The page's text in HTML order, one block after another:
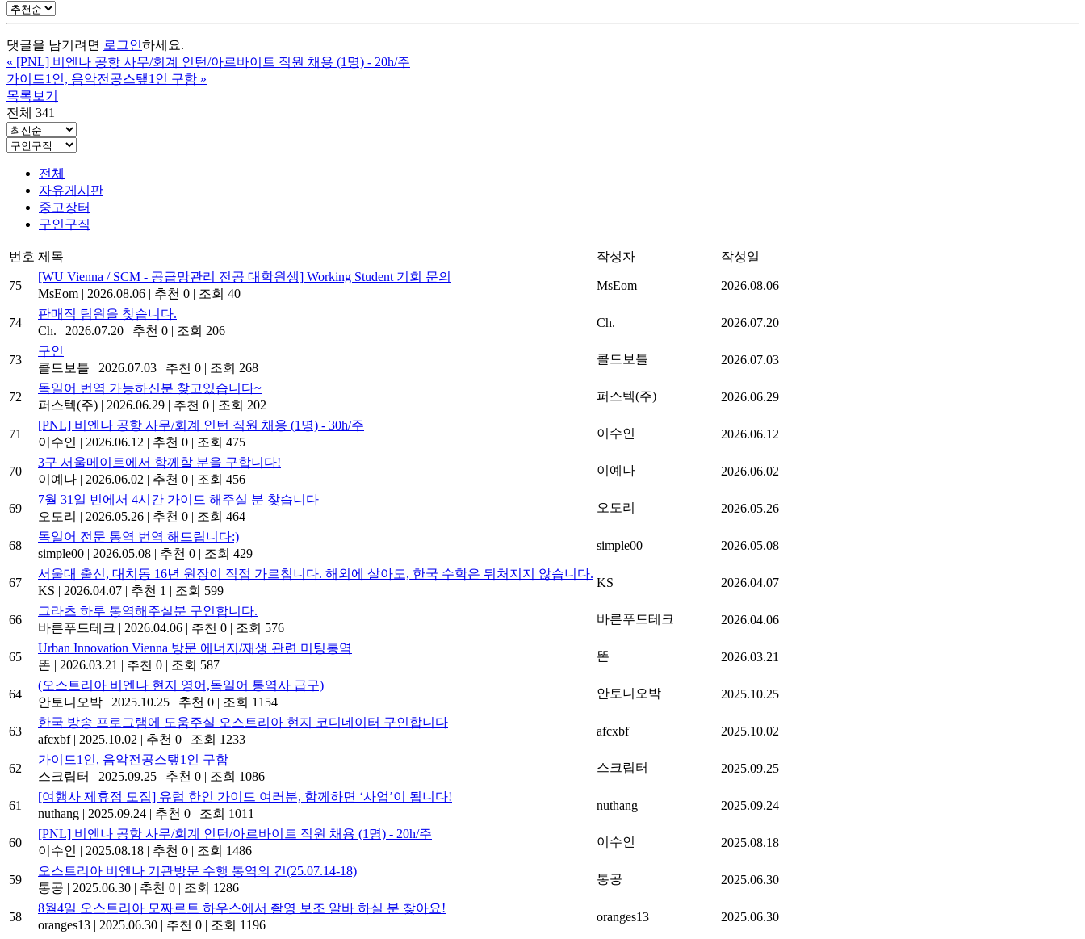
댓글을 남기려면 로그인하세요.
« [PNL] 비엔나 공항 사무/회계 인턴/아르바이트 직원 채용 (1명) - 20h/주
가이드1인, 음악전공스탶1인 구함 »
목록보기
전체 341
전체
자유게시판
중고장터
구인구직
번호 제목 작성자 작성일
75
[WU Vienna / SCM - 공급망관리 전공 대학원생] Working Student 기회 문의
MsEom
2026.08.06 추천 0 조회 40
MsEom 2026.08.06
74
판매직 팀원을 찾습니다.
Ch.
2026.07.20 추천 0 조회 206
Ch. 2026.07.20
73
구인
콜드보틀
2026.07.03 추천 0 조회 268
콜드보틀 2026.07.03
72
독일어 번역 가능하신분 찾고있습니다~
퍼스텍(주)
2026.06.29 추천 0 조회 202
퍼스텍(주) 2026.06.29
71
[PNL] 비엔나 공항 사무/회계 인턴 직원 채용 (1명) - 30h/주
이수인
2026.06.12 추천 0 조회 475
이수인 2026.06.12
70
3구 서울메이트에서 함께할 분을 구합니다!
이예나
2026.06.02 추천 0 조회 456
이예나 2026.06.02
69
7월 31일 빈에서 4시간 가이드 해주실 분 찾습니다
오도리
2026.05.26 추천 0 조회 464
오도리 2026.05.26
68
독일어 전문 통역 번역 해드립니다:)
simple00
2026.05.08 추천 0 조회 429
simple00 2026.05.08
67
서울대 출신, 대치동 16년 원장이 직접 가르칩니다. 해외에 살아도, 한국 수학은 뒤처지지 않습니다.
KS
2026.04.07 추천 1 조회 599
KS 2026.04.07
66
그라츠 하루 통역해주실분 구인합니다.
바른푸드테크
2026.04.06 추천 0 조회 576
바른푸드테크 2026.04.06
65
Urban Innovation Vienna 방문 에너지/재생 관련 미팅통역
똔
2026.03.21 추천 0 조회 587
똔 2026.03.21
64
(오스트리아 비엔나 현지 영어,독일어 통역사 급구)
안토니오박
2025.10.25 추천 0 조회 1154
안토니오박 2025.10.25
63
한국 방송 프로그램에 도움주실 오스트리아 현지 코디네이터 구인합니다
afcxbf
2025.10.02 추천 0 조회 1233
afcxbf 2025.10.02
62
가이드1인, 음악전공스탶1인 구함
스크립터
2025.09.25 추천 0 조회 1086
스크립터 2025.09.25
61
[여행사 제휴점 모집] 유럽 한인 가이드 여러분, 함께하면 ‘사업’이 됩니다!
nuthang
2025.09.24 추천 0 조회 1011
nuthang 2025.09.24
60
[PNL] 비엔나 공항 사무/회계 인턴/아르바이트 직원 채용 (1명) - 20h/주
이수인
2025.08.18 추천 0 조회 1486
이수인 2025.08.18
59
오스트리아 비엔나 기관방문 수행 통역의 건(25.07.14-18)
통공
2025.06.30 추천 0 조회 1286
통공 2025.06.30
58
8월4일 오스트리아 모짜르트 하우스에서 촬영 보조 알바 하실 분 찾아요!
oranges13
2025.06.30 추천 0 조회 1196
oranges13 2025.06.30